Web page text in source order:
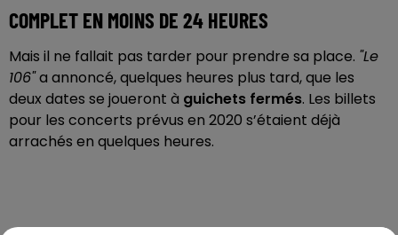
COMPLET EN MOINS DE 24 HEURES
Mais il ne fallait pas tarder pour prendre sa place. "Le
106"a annoncé, quelques heures plus tard, que les
deux dates se joueront à guichets fermés. Les billets
pour les concerts prévus en 2020 s’étaient déjà
arrachés en quelques heures.